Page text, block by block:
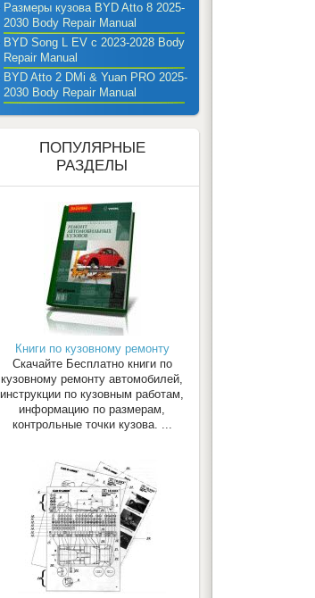
Размеры кузова BYD Atto 8 2025-
2030 Body Repair Manual
BYD Song L EV с 2023-2028 Body
Repair Manual
BYD Atto 2 DMi & Yuan PRO 2025-
2030 Body Repair Manual
ПОПУЛЯРНЫЕ
РАЗДЕЛЫ
Книги по кузовному ремонту
Скачайте Бесплатно книги по
кузовному ремонту автомобилей,
инструкции по кузовным работам,
информацию по размерам,
контрольные точки кузова. ...